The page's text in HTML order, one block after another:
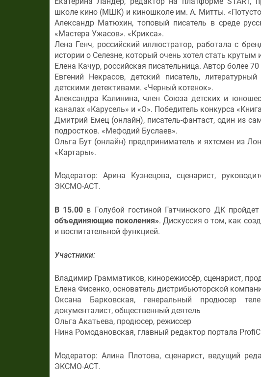
школе кино (МШК) и киношколе им. А. Митты.
Александр Матюхин, топовый писатель в среде
«Мастера Ужасов». «Крикса».
Лена Генч, российский иллюстратор, работала с
истории о Cелезне, который очень хотел стать
Елена Качур, российская писательница. Автор более
Евгений Некрасов, детский писатель,
детскими детективами. «Черный котенок».
Александра Калинина, член Союза детских и
каналах «Карусель» и «О». Победитель конкурса
Дмитрий Емец (онлайн), писатель-фантаст, один из
подростков. «Мефодий Буслаев».
Ольга Бут (онлайн) предприниматель и яхтсмен из
«Картары».
Модератор: Арина Кузнецова, сценарист,
ЭКСМО-АСТ.
В 15.00 в Голубой гостиной Гатчинского ДК
объединяющие поколения». Дискуссия о том, как
и воспитательной функцией.
Участники:
Владимир Грамматиков, кинорежиссёр, сценарист,
Елена Фисенко, основатель дистрибьюторской
Оксана Барковская, генеральный продюсер
документалист, общественный деятель
Ольга Акатьева, продюсер, режиссер
Нина Ромодановская, главный редактор портала
Модератор: Алина Плотова, сценарист, ведущий
ЭКСМО-АСТ.